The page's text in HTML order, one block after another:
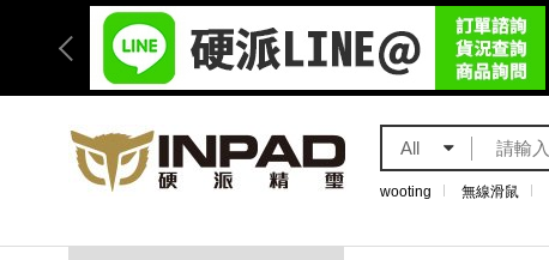
All
wooting 無線滑鼠